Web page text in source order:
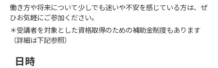
働き方や将来について少しでも迷いや不安を感じている方は、ぜ
ひお気軽にご参加ください。
＊受講者を対象とした資格取得のための補助金制度もあります
（詳細は下記参照）
日時